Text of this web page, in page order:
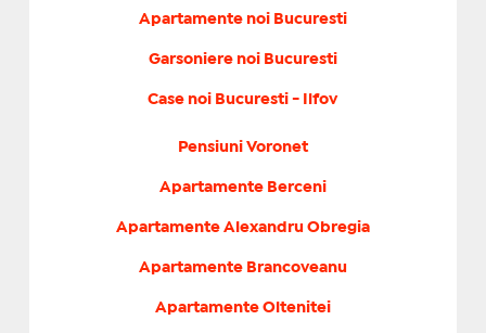
Apartamente noi Bucuresti
Garsoniere noi Bucuresti
Case noi Bucuresti - Ilfov
Pensiuni Voronet
Apartamente Berceni
Apartamente Alexandru Obregia
Apartamente Brancoveanu
Apartamente Oltenitei